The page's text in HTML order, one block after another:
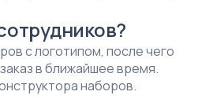
с логотипом, после чего
в ближайшее время.
наборов.